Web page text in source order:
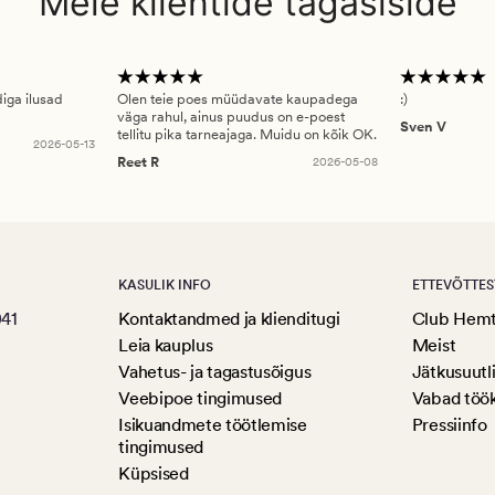
ilusad
2026-05-13
Olen teie poes müüdavate kaupadega
väga rahul, ainus puudus on e-poest
tellitu pika tarneajaga. Muidu on kõik OK.
Reet R
2026-05-08
:)
Sven V
KASULIK INFO
Kontaktandmed ja klienditugi
Leia kauplus
Vahetus- ja tagastusõigus
Veebipoe tingimused
Isikuandmete töötlemise
tingimused
Küpsised
Club
Meist
Vabad
Pressiinfo